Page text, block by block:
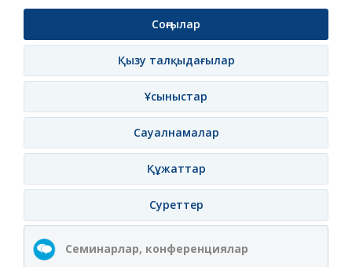
Соңғылар
Қызу талқыдағылар
Ұсыныстар
Сауалнамалар
Құжаттар
Суреттер
Семинарлар, конференциялар